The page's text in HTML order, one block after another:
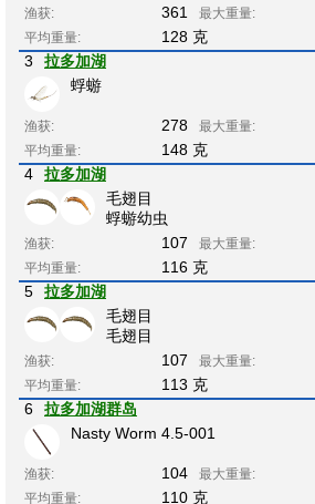
渔获: 361 最大重量:
平均重量:
128 克
3
拉多加湖
蜉蝣
渔获: 278 最大重量:
平均重量:
148 克
4
拉多加湖
毛翅目
蜉蝣幼虫
渔获: 107 最大重量:
平均重量:
116 克
5
拉多加湖
毛翅目
毛翅目
渔获: 107 最大重量:
平均重量:
113 克
6
拉多加湖群岛
Nasty Worm 4.5-001
渔获: 104 最大重量:
平均重量: 110 克